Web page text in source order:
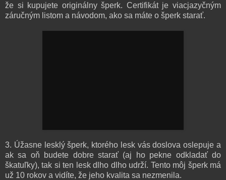
že si kupujete originálny šperk. Certifikát je viacjazyčným
záručným listom a návodom, ako sa máte o šperk starať.
3. Úžasne lesklý šperk, ktorého lesk vás doslova oslepuje a
ak sa oň budete dobre starať (aj ho pekne odkladať do
škatuľky), tak si ten lesk dlho dlho udrží. Tento môj šperk má
už 10 rokov a vidíte, že jeho kvalita sa nezmenila.